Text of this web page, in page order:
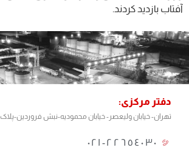
آفتاب بازدید کردند.
دفتر مرکزی:
تهران- خیابان ولیعصر- خیابان محمودیه-نبش فروردین-پلاک ۳
٢٢٦٥٤٠٣٠-٠٢١